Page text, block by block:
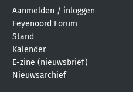
Aanmelden / inloggen
Feyenoord Forum
Stand
Kalender
E-zine (nieuwsbrief)
Nieuwsarchief